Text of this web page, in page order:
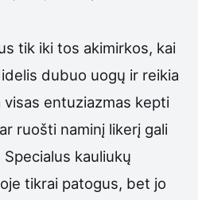
tik iki tos akimirkos, kai
dubuo uogų ir reikia
visas entuziazmas kepti
ruošti naminį likerį gali
kauliukų
tikrai patogus, bet jo